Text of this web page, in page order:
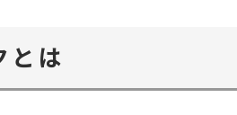
とは